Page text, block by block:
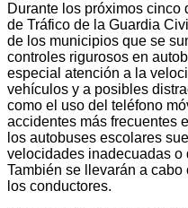
Durante los próximos cinco
de Tráfico de la Guardia
de los municipios que se
controles rigurosos en
especial atención a la
vehículos y a posibles
como el uso del teléfono
accidentes más frecuentes
los autobuses escolares
velocidades inadecuadas o
También se llevarán a
los conductores.